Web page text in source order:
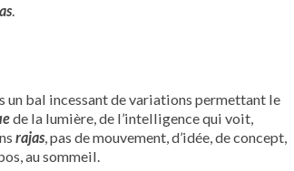
.
un bal incessant de variations permettant le
de la lumière, de l’intelligence qui voit,
rajas, pas de mouvement, d’idée, de concept,
au sommeil.